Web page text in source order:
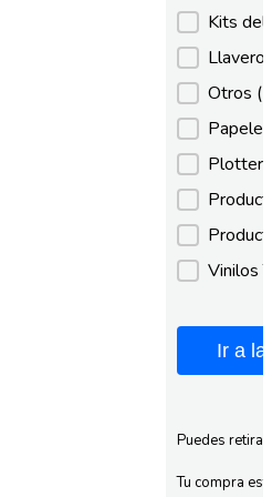
Kits
Otros
Vinilos
Ir a la
Puedes
Tu compra